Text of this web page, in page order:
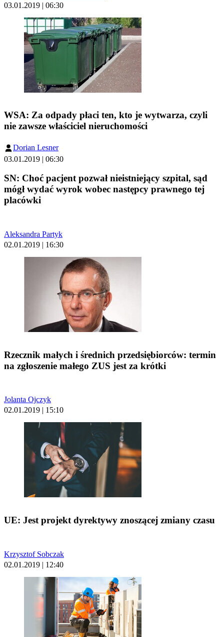
03.01.2019 | 06:30
WSA: Za odpady płaci ten, kto je wytwarza, czyli
nie zawsze właściciel nieruchomości
Dorian Lesner
03.01.2019 | 06:30
SN: Choć pacjent pozwał nieistniejący szpital, sąd
mógł wydać wyrok wobec następcy prawnego tej
placówki
Aleksandra Partyk
02.01.2019 | 16:30
Rzecznik małych i średnich przedsiębiorców: termin
na zgłoszenie małego ZUS jest za krótki
Jolanta Ojczyk
02.01.2019 | 15:10
UE: Jest projekt dyrektywy znoszącej zmiany czasu
Krzysztof Sobczak
02.01.2019 | 12:40